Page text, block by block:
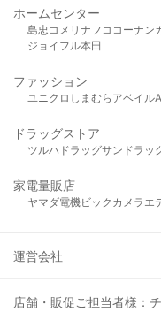
ホームセンター
島忠 コメリ ナフコ コーナン
ジョイフル本田
ファッション
ユニクロ しまむら アベイル
ドラッグストア
ツルハドラッグサンドラッ
家電量販店
ヤマダ電機ビックカメラ エ
運営会社
店舗・販促ご担当者様：